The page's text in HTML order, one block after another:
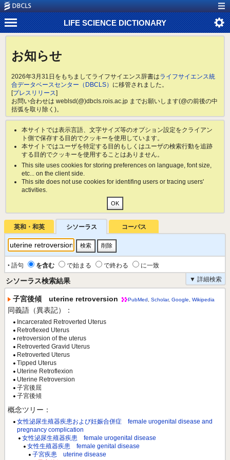
LIFE SCIENCE DICTIONARY
お知らせ
2026年3月31日をもちましてライフサイエンス辞書はライフサイエンス統
合データベースセンター（DBCLS） に移管されました。
[プレスリリース]
お問い合わせは weblsd(@)dbcls.rois.ac.jp までお願いします(@の前後の中
括弧を取り除く)。
本サイトでは表示言語、文字サイズ等のオプション設定をクライアン
ト側で保存する目的でクッキーを使用しています。
本サイトではユーザを特定する目的もしくはユーザの検索行動を追跡
する目的でクッキーを使用することはありません。
This site uses cookies for storing preferences on language, font size,
etc... on the client side.
This site does not use cookies for identifing users or tracing users'
activities.
英和・和英 シソーラス コーパス
‣ 語句 を含む で始まる で終わる
に一致
▼ 詳細検索
シソーラス検索結果
子宮後傾 uterine retroversion PubMed Scholar, Google Wikipedia
同義語（異表記）：
Incarcerated Retroverted Uterus
Retroflexed Uterus
retroversion of the uterus
Retroverted Gravid Uterus
Retroverted Uterus
Tipped Uterus
Uterine Retroflexion
Uterine Retroversion
子宮後屈
子宮後傾
概念ツリー：
女性泌尿生殖器疾患および妊娠合併症 female urogenital disease and
pregnancy complication
女性泌尿生殖器疾患 female urogenital disease
女性生殖器疾患 female genital disease
子宮疾患 uterine disease